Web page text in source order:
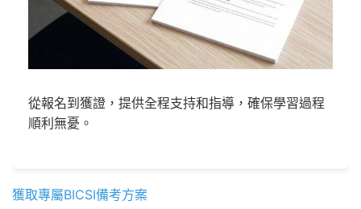
從報名到獲證，提供全程支持和指導，確保學習過程
順利無憂。
獲取專屬BICSI備考方案